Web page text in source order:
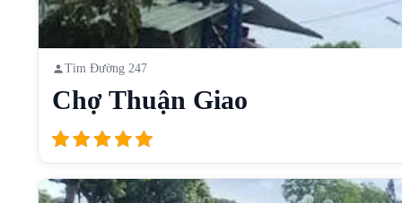
Tìm Đường 247
Chợ Thuận Giao